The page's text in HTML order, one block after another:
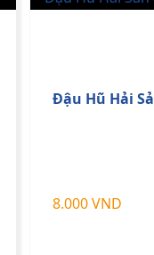
Đậu Hũ Hải
8.000 VND